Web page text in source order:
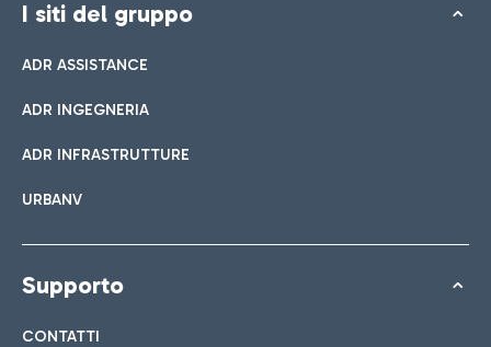
I siti del gruppo
ADR ASSISTANCE
ADR INGEGNERIA
ADR INFRASTRUTTURE
URBANV
Supporto
CONTATTI